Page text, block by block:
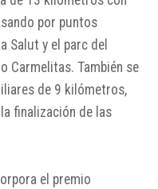
por puntos
Salut y el parc del
Carmelitas. También se
de 9 kilómetros,
finalización de las
el premio